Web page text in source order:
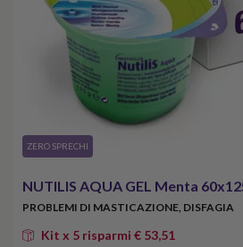
​ZERO SPRECHI
NUTILIS AQUA GEL Menta
PROBLEMI DI MASTICAZIONE, DISFAGIA
Kit x 5 risparmi € 53,51